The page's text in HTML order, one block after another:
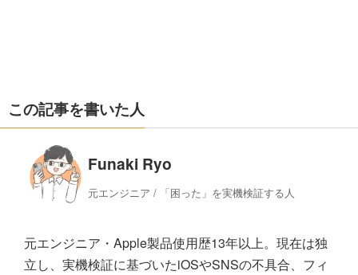
この記事を書いた人
Funaki Ryo
元エンジニア / 「困った」を実機検証する人
元エンジニア・Apple製品使用歴13年以上。現在は独
立し、実機検証に基づいたiOSやSNSの不具合、フィ